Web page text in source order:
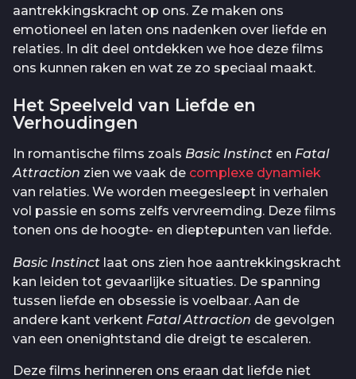
aantrekkingskracht op ons. Ze maken ons
emotioneel en laten ons nadenken over liefde en
relaties. In dit deel ontdekken we hoe deze films
ons kunnen raken en wat ze zo speciaal maakt.
Het Speelveld van Liefde en
Verhoudingen
In romantische films zoals Basic Instinct en Fatal
Attraction zien we vaak de complexe dynamiek
van relaties. We worden meegesleept in verhalen
vol passie en soms zelfs vervreemding. Deze films
tonen ons de hoogte- en dieptepunten van liefde.
Basic Instinct laat ons zien hoe aantrekkingskracht
kan leiden tot gevaarlijke situaties. De spanning
tussen liefde en obsessie is voelbaar. Aan de
andere kant verkent Fatal Attraction de gevolgen
van een onenightstand die dreigt te escaleren.
Deze films herinneren ons eraan dat liefde niet